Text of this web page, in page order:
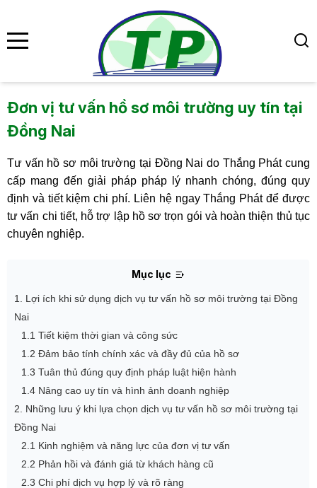
Đơn vị tư vấn hồ sơ môi trường uy tín tại
Đồng Nai
Tư vấn hồ sơ môi trường tại Đồng Nai do Thắng Phát cung
cấp mang đến giải pháp pháp lý nhanh chóng, đúng quy
định và tiết kiệm chi phí. Liên hệ ngay Thắng Phát để được
tư vấn chi tiết, hỗ trợ lập hồ sơ trọn gói và hoàn thiện thủ tục
chuyên nghiệp.
Mục lục
1. Lợi ích khi sử dụng dịch vụ tư vấn hồ sơ môi trường tại Đồng
Nai
1.1 Tiết kiệm thời gian và công sức
1.2 Đảm bảo tính chính xác và đầy đủ của hồ sơ
1.3 Tuân thủ đúng quy định pháp luật hiện hành
1.4 Nâng cao uy tín và hình ảnh doanh nghiệp
2. Những lưu ý khi lựa chọn dịch vụ tư vấn hồ sơ môi trường tại
Đồng Nai
2.1 Kinh nghiệm và năng lực của đơn vị tư vấn
2.2 Phản hồi và đánh giá từ khách hàng cũ
2.3 Chi phí dịch vụ hợp lý và rõ ràng